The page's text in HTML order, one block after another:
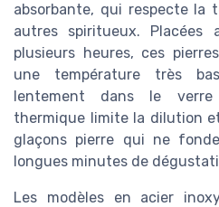
absorbante, qui respecte la
autres spiritueux. Placées
plusieurs heures, ces
une température très
lentement dans le
thermique limite la dilution
glaçons pierre qui ne
longues minutes de
Les modèles en acier